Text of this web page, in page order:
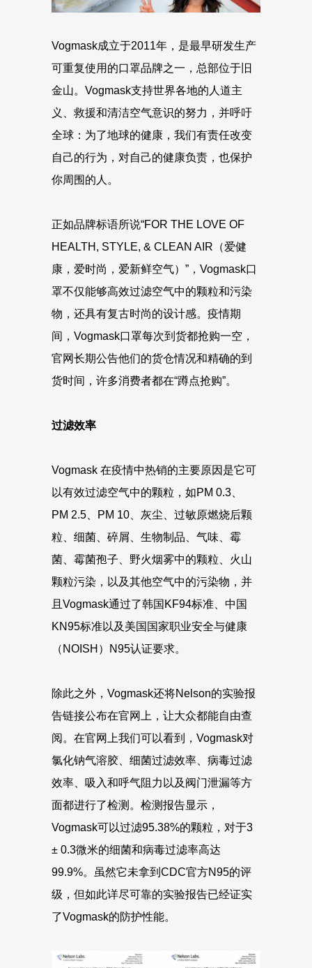
Vogmask成立于2011年，是最早研发生产
可重复使用的口罩品牌之一，总部位于旧
金山。Vogmask支持世界各地的人道主
义、救援和清洁空气意识的努力，并呼吁
全球：为了地球的健康，我们有责任改变
自己的行为，对自己的健康负责，也保护
你周围的人。
正如品牌标语所说“FOR THE LOVE OF
HEALTH, STYLE, & CLEAN AIR（爱健
康，爱时尚，爱新鲜空气）”，Vogmask口
罩不仅能够高效过滤空气中的颗粒和污染
物，还具有复古时尚的设计感。疫情期
间，Vogmask口罩每次到货都抢购一空，
官网长期公告他们的货仓情况和精确的到
货时间，许多消费者都在“蹲点抢购”。
过滤效率
Vogmask 在疫情中热销的主要原因是它可
以有效过滤空气中的颗粒，如PM 0.3、
PM 2.5、PM 10、灰尘、过敏原燃烧后颗
粒、细菌、碎屑、生物制品、气味、霉
菌、霉菌孢子、野火烟雾中的颗粒、火山
颗粒污染，以及其他空气中的污染物，并
且Vogmask通过了韩国KF94标准、中国
KN95标准以及美国国家职业安全与健康
（NOISH）N95认证要求。
除此之外，Vogmask还将Nelson的实验报
告链接公布在官网上，让大众都能自由查
阅。在官网上我们可以看到，Vogmask对
氯化钠气溶胶、细菌过滤效率、病毒过滤
效率、吸入和呼气阻力以及阀门泄漏等方
面都进行了检测。检测报告显示，
Vogmask可以过滤95.38%的颗粒，对于3
± 0.3微米的细菌和病毒过滤率高达
99.9%。虽然它未拿到CDC官方N95的评
级，但如此详尽可靠的实验报告已经证实
了Vogmask的防护性能。